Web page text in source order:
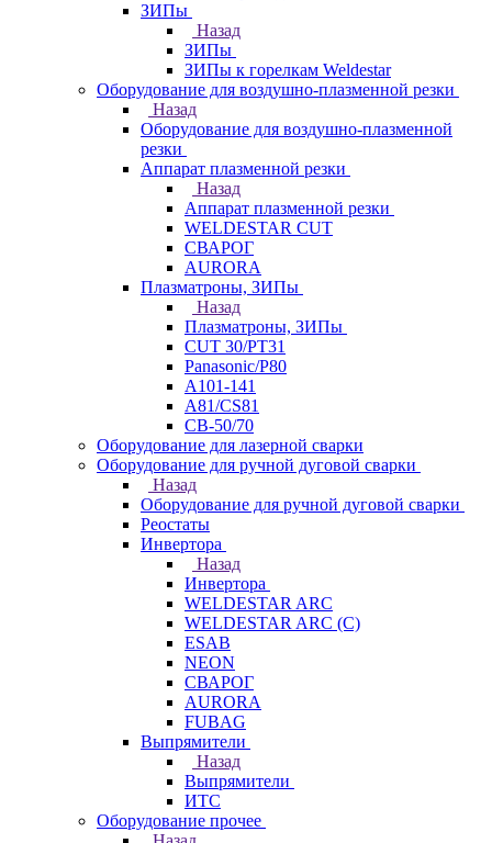
ЗИПы
Назад
ЗИПы
ЗИПы к горелкам Weldestar
Оборудование для воздушно-плазменной резки
Назад
Оборудование для воздушно-плазменной
резки
Аппарат плазменной резки
Назад
Аппарат плазменной резки
WELDESTAR CUT
СВАРОГ
AURORA
Плазматроны, ЗИПы
Назад
Плазматроны, ЗИПы
CUT 30/PT31
Panasonic/P80
А101-141
А81/CS81
СВ-50/70
Оборудование для лазерной сварки
Оборудование для ручной дуговой сварки
Назад
Оборудование для ручной дуговой сварки
Реостаты
Инвертора
Назад
Инвертора
WELDESTAR ARC
WELDESTAR ARC (С)
ESAB
NEON
СВАРОГ
AURORA
FUBAG
Выпрямители
Назад
Выпрямители
ИТС
Оборудование прочее